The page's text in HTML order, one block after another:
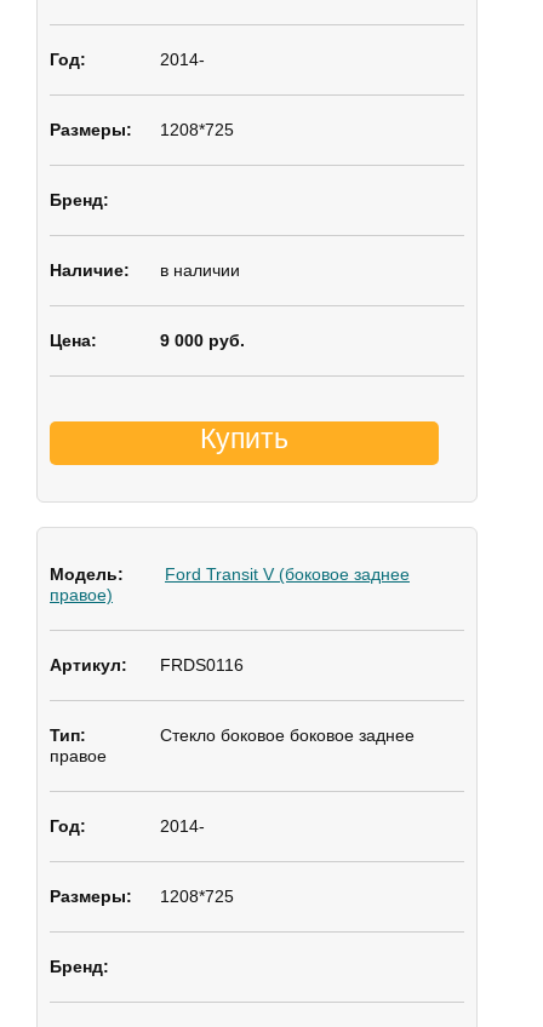
2014-
1208*725
в наличии
9 000 руб.
Купить
Ford Transit V (боковое заднее
правое)
FRDS0116
Стекло боковое боковое заднее
правое
2014-
1208*725